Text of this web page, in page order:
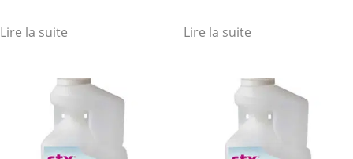
Lire la suite Lire la suite